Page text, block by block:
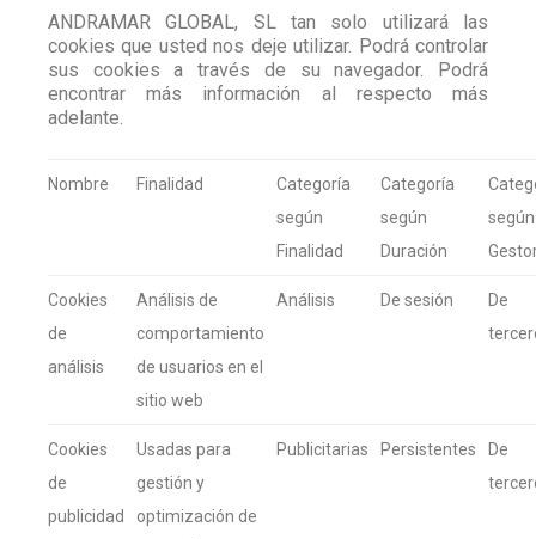
ANDRAMAR GLOBAL, SL tan solo utilizará las
cookies que usted nos deje utilizar. Podrá controlar
sus cookies a través de su navegador. Podrá
encontrar más información al respecto más
adelante.
Nombre Finalidad
Categoría
según
Finalidad
Categoría
según
Duración
según
Cookies
de
análisis
Análisis de
comportamiento
de usuarios en el
sitio web
Análisis De sesión
De
Cookies
de
publicidad
Usadas para
gestión y
optimización de
Publicitarias Persistentes
De